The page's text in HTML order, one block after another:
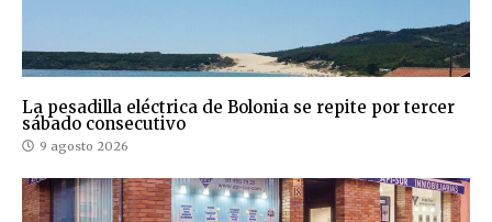
La pesadilla eléctrica de Bolonia se repite por tercer
sábado consecutivo
9 agosto 2026